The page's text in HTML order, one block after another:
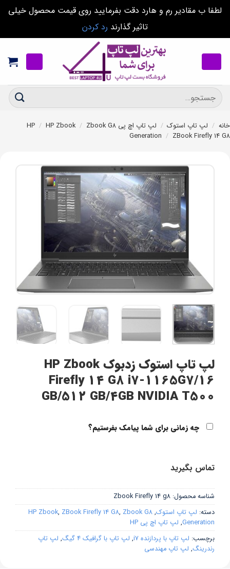
لطفا ب مقادیر رم و هارد دقت بفرمایید روی قیمت محصول خیلی
تاثیر گذارند رد کردن
content
جستجو
برای:
خانه / لپ تاپ استوک / لپ تاپ اچ پی HP / HP Zbook / Zbook G8
Generation / ZBook Firefly 14 G8
لپ تاپ استوک زدبوک HP Zbook
Firefly 14 G8 i7-1165G7/16
GB/512 GB/4GB NVIDIA T500
چه زمانی برای شما پیامک بفرستیم؟
تماس بگیرید
شناسه محصول: Zbook Firefly 14 g8
دسته: لپ تاپ استوک,
HP Zbook, ZBook Firefly 14 G8, Zbook G8
Generation
, لپ تاپ اچ پی HP
برچسب: لپ تاپ با پردازنده i7 , لپ تاپ با گرافیک 4 گیگ , لپ تاپ
رندرینگ, لپ تاپ مهندسی